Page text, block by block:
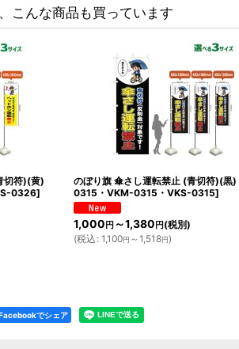
こんな商品も買っています
切符)(黄)
0326]
のぼり旗 傘さし運転禁止 (青切符)(黒)
0315・VKM-0315・VKS-0315]
1,000 円～1,380 円(税別)
(税込 : 1,100円 ～1,518円)
でシェア